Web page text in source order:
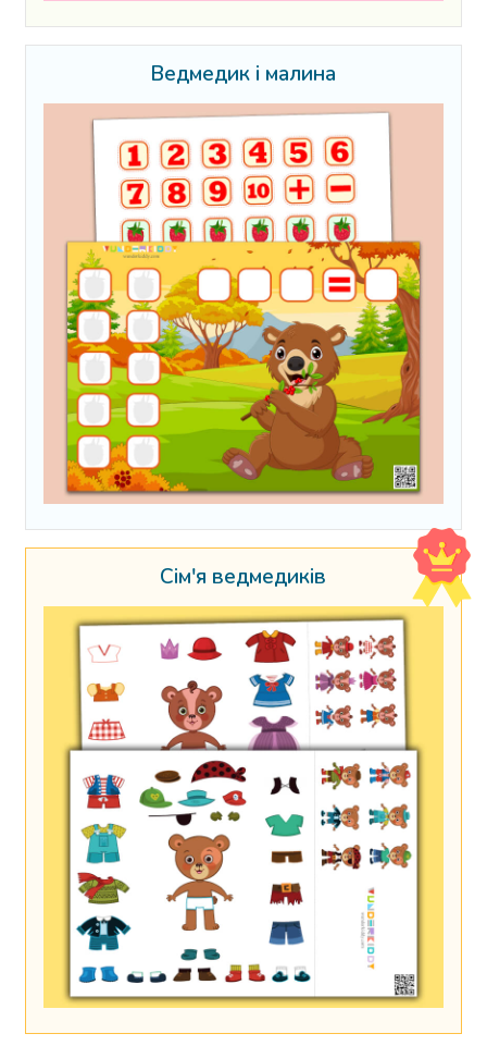
Ведмедик і малина
Сім'я ведмедиків